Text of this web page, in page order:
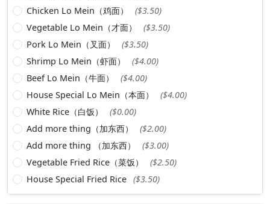
Chicken Lo Mein（鸡面）
($3.50)
Vegetable Lo Mein（才面）
($3.50)
Pork Lo Mein（叉面）
($3.50)
Shrimp Lo Mein（虾面）
($4.00)
Beef Lo Mein（牛面）
($4.00)
House Special Lo Mein（本面）
($4.00)
White Rice（白饭）
($0.00)
Add more thing（加东西）
($2.00)
Add more thing （加东西）
($3.00)
Vegetable Fried Rice（菜饭）
($2.50)
House Special Fried Rice ($3.50)